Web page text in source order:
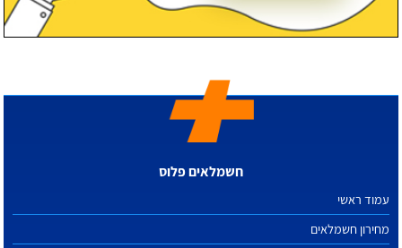
חשמלאים פלוס
עמוד ראשי
מחירון חשמלאים